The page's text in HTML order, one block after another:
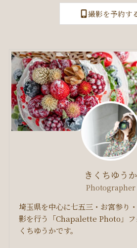
撮影を予約す
きくちゆうか
Photographer
埼玉県を中心に七五三・お宮参り
影を行う「Chapalette Photo」フ
くちゆうかです。